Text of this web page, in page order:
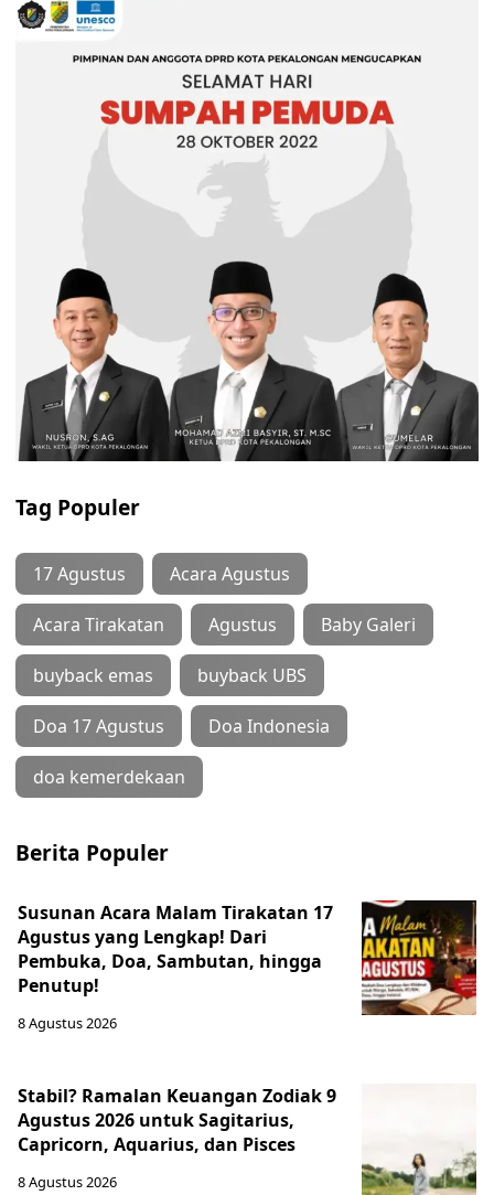
Tag Populer
17 Agustus Acara Agustus
Acara Tirakatan Agustus Baby Galeri
buyback emas buyback UBS
Doa 17 Agustus Doa Indonesia
doa kemerdekaan
Berita Populer
Susunan Acara Malam Tirakatan 17
Agustus yang Lengkap! Dari
Pembuka, Doa, Sambutan, hingga
Penutup!
8 Agustus 2026
Stabil? Ramalan Keuangan Zodiak 9
Agustus 2026 untuk Sagitarius,
Capricorn, Aquarius, dan Pisces
8 Agustus 2026